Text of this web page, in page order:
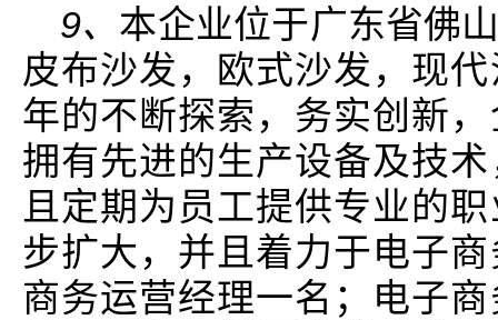
9、 本企业位于广东省佛
皮布沙发，欧式沙发，现
年的不断探索，务实创新
拥有先进的生产设备及技
且定期为员工提供专业的
步扩大，并且着力于电子
商务运营经理一名；电子